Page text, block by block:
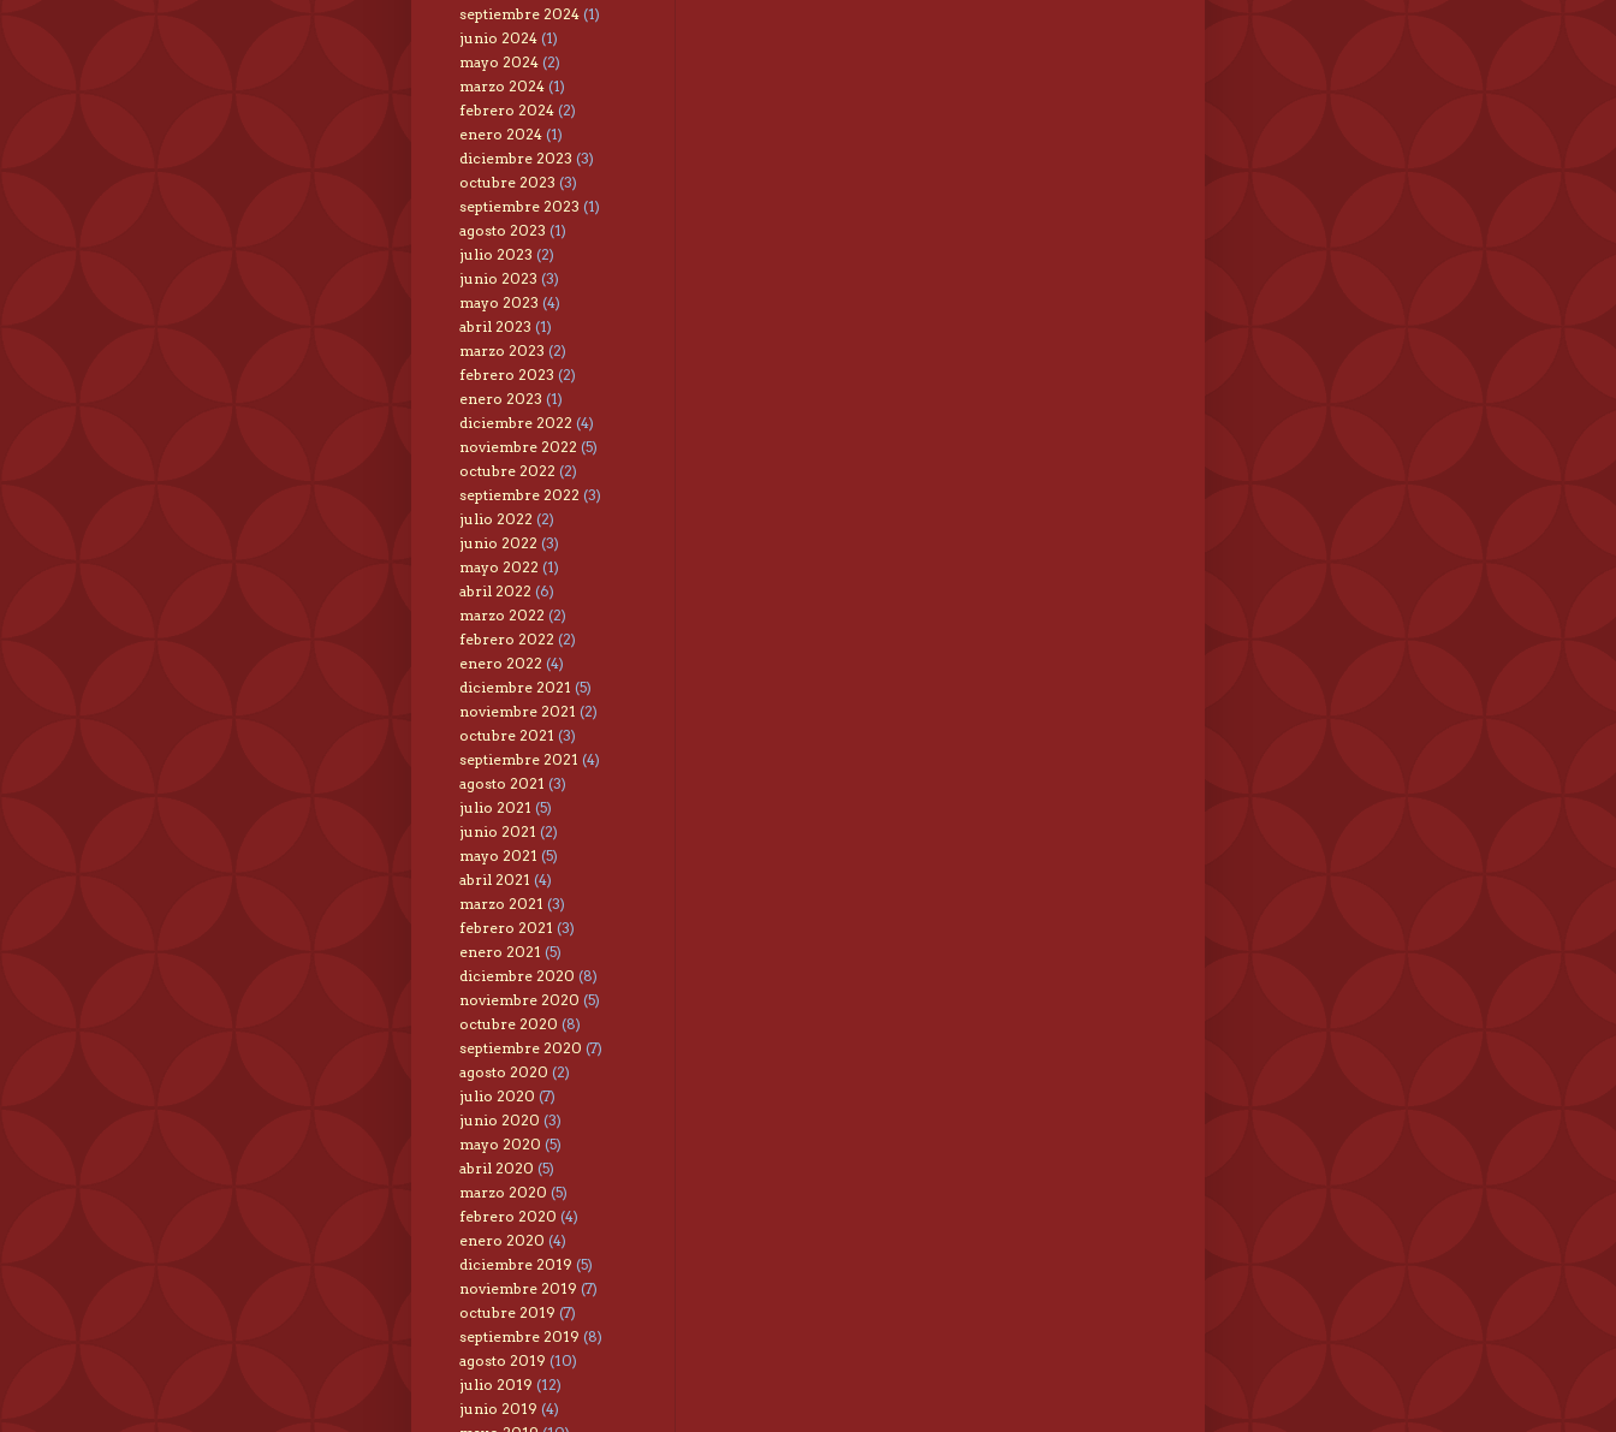
septiembre 2024 (1)
junio 2024 (1)
mayo 2024 (2)
marzo 2024 (1)
febrero 2024 (2)
enero 2024 (1)
diciembre 2023 (3)
octubre 2023 (3)
septiembre 2023 (1)
agosto 2023 (1)
julio 2023 (2)
junio 2023 (3)
mayo 2023 (4)
abril 2023 (1)
marzo 2023 (2)
febrero 2023 (2)
enero 2023 (1)
diciembre 2022 (4)
noviembre 2022 (5)
octubre 2022 (2)
septiembre 2022 (3)
julio 2022 (2)
junio 2022 (3)
mayo 2022 (1)
abril 2022 (6)
marzo 2022 (2)
febrero 2022 (2)
enero 2022 (4)
diciembre 2021 (5)
noviembre 2021 (2)
octubre 2021 (3)
septiembre 2021 (4)
agosto 2021 (3)
julio 2021 (5)
junio 2021 (2)
mayo 2021 (5)
abril 2021 (4)
marzo 2021 (3)
febrero 2021 (3)
enero 2021 (5)
diciembre 2020 (8)
noviembre 2020 (5)
octubre 2020 (8)
septiembre 2020 (7)
agosto 2020 (2)
julio 2020 (7)
junio 2020 (3)
mayo 2020 (5)
abril 2020 (5)
marzo 2020 (5)
febrero 2020 (4)
enero 2020 (4)
diciembre 2019 (5)
noviembre 2019 (7)
octubre 2019 (7)
septiembre 2019 (8)
agosto 2019 (10)
julio 2019 (12)
junio 2019 (4)